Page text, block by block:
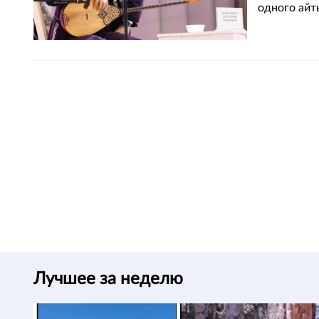
одного
Лучшее за неделю